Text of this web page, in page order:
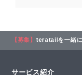
【募集】 teratailを一緒
サービス紹介